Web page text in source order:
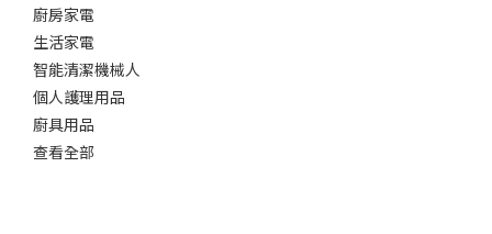
廚房家電
生活家電
智能清潔機械人
個人護理用品
廚具用品
查看全部